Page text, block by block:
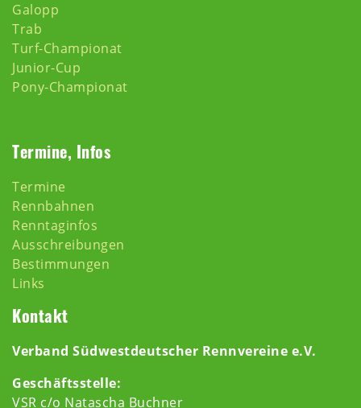
Galopp
Trab
Turf-Championat
Junior-Cup
Pony-Championat
Termine, Infos
Termine
Rennbahnen
Renntaginfos
Ausschreibungen
Bestimmungen
Links
Kontakt
Verband Südwestdeutscher Rennvereine e.V.
Geschäftsstelle:
VSR c/o Natascha Buchner